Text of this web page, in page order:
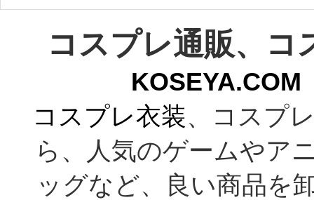
コスプレ通販、コ
コスプレ衣装、コスプ
ら、人気のゲームやア
ッグなど、良い商品を